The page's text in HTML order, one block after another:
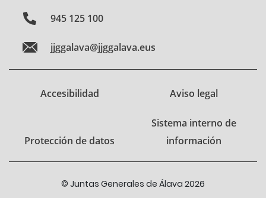
945 125 100
jjggalava@jjggalava.eus
Accesibilidad Aviso legal
Protección de datos
Sistema interno de
información
© Juntas Generales de Álava 2026